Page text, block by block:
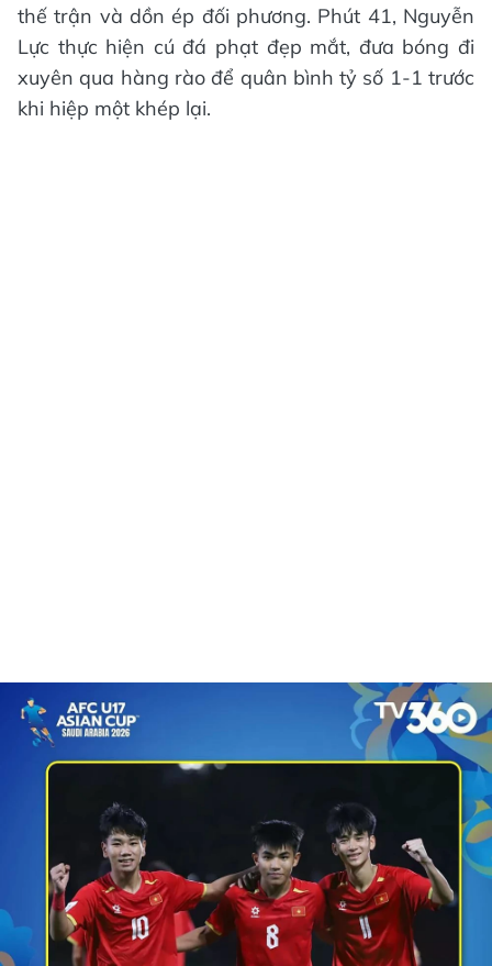
thế trận và dồn ép đối phương. Phút 41, Nguyễn
Lực thực hiện cú đá phạt đẹp mắt, đưa bóng đi
xuyên qua hàng rào để quân bình tỷ số 1-1 trước
khi hiệp một khép lại.